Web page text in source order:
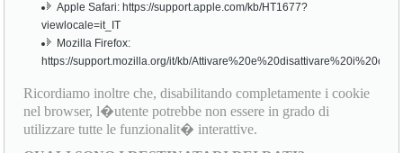
Apple Safari: https://support.apple.com/kb/HT1677?
viewlocale=it_IT
Mozilla Firefox:
https://support.mozilla.org/it/kb/
Ricordiamo inoltre che, disabilitando completamente i cookie
nel browser, l�utente potrebbe non essere in grado di
utilizzare tutte le funzionalit� interattive.